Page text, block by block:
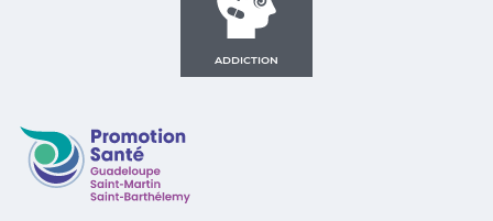
ADDICTION
Promotion Santé Guadeloupe, Saint-Martin, Saint